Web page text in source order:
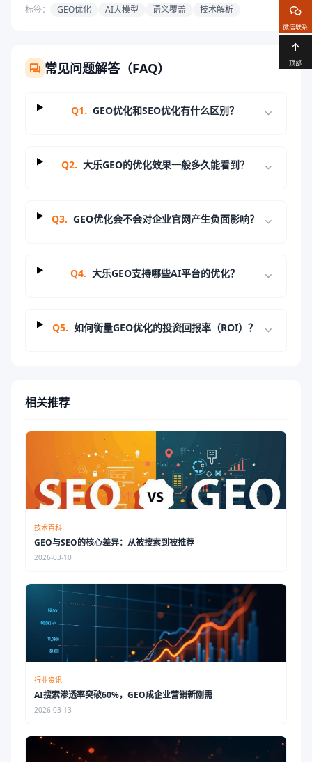
标签： GEO优化 AI大模型 语义覆盖 技术解析
常见问题解答（FAQ）
Q1. GEO优化和SEO优化有什么区别？
Q2. 大乐GEO的优化效果一般多久能看到？
Q3. GEO优化会不会对企业官网产生负面影响？
Q4. 大乐GEO支持哪些AI平台的优化？
Q5. 如何衡量GEO优化的投资回报率（ROI）？
相关推荐
技术百科
GEO与SEO的核心差异：从被搜索到被推荐
2026-03-10
行业资讯
AI搜索渗透率突破60%，GEO成企业营销新刚需
2026-03-13
微信联系
顶部